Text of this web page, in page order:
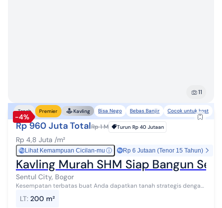
11
-4%
Tanah Premier Kavling Bisa Nego Bebas Banjir Cocok untuk kost
Rp 960 Juta TotalRp 1 M Turun Rp 40 Jutaan
Rp 4,8 Juta /m²
RpLihat Kemampuan Cicilan-mu ⓘ Rp 6 Jutaan (Tenor 15 Tahun)
Kavling Murah SHM Siap Bangun
Sentul City, Bogor
Kesempatan terbatas buat Anda dapatkan tanah strategis dengan
kelengkapan fasi...
LT: 200 m²